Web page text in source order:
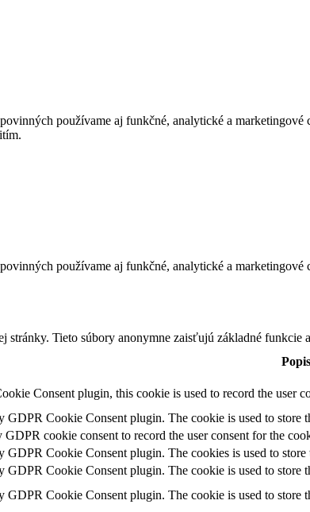
používame aj funkčné, analytické a
používame aj funkčné, analytické a
Tieto súbory anonymne zaisťujú základné funkcie
Popis
Consent plugin, this cookie is used to record the user
GDPR Cookie Consent plugin. The cookie is used to
GDPR cookie consent to record the user consent for the
GDPR Cookie Consent plugin. The cookies is used to
GDPR Cookie Consent plugin. The cookie is used to store
GDPR Cookie Consent plugin. The cookie is used to store